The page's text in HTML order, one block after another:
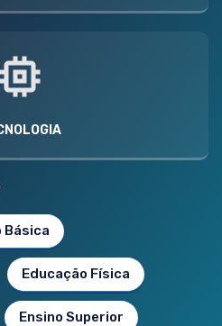
Básica
Educação Física
Ensino Superior